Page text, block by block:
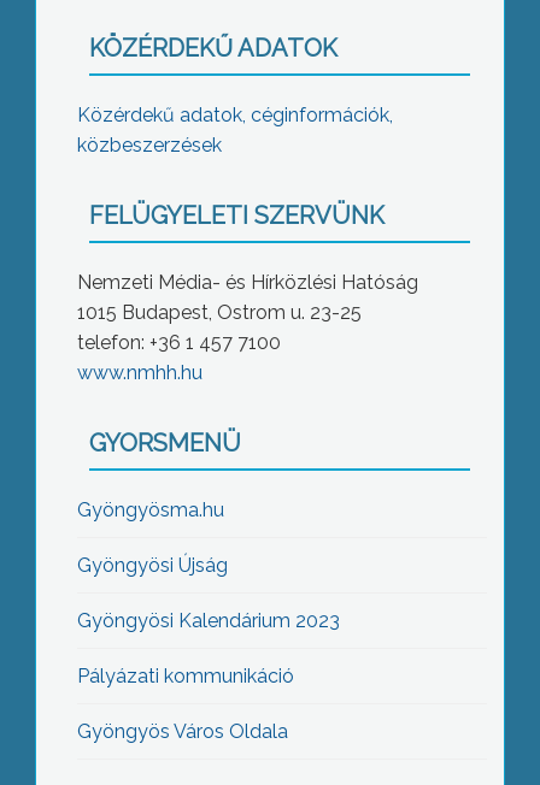
KÖZÉRDEKŰ ADATOK
Közérdekű adatok, céginformációk,
közbeszerzések
FELÜGYELETI SZERVÜNK
Nemzeti Média- és Hírközlési Hatóság
1015 Budapest, Ostrom u. 23-25
telefon: +36 1 457 7100
www.nmhh.hu
GYORSMENÜ
Gyöngyösma.hu
Gyöngyösi Újság
Gyöngyösi Kalendárium 2023
Pályázati kommunikáció
Gyöngyös Város Oldala